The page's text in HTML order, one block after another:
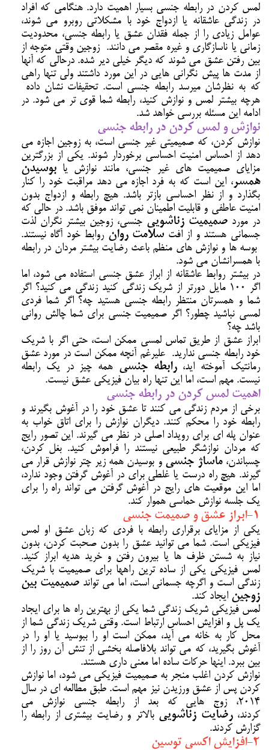
لمس کردن در رابطه جنسی بسیار اهمیت دارد. هنگامی که افراد
در زندگی عاشقانه یا ازدواج خود با مشکلاتی روبرو می شوند،
عوامل زیادی را از جمله فقدان عشق یا رابطه جنسی، محدودیت
زمانی یا ناسازگاری و غیره مقصر می دانند. زوجین وقتی متوجه از
بین رفتن عشق می شوند که دیگر خیلی دیر شده. درحالی که آنها
از مدت ها پیش نگرانی هایی در این مورد داشتند ولی تنها راهی
که به نظرشان میرسد رابطه جنسی است. تحقیفات نشان داده
هرچه بیشتر لمس و نوازش کنید، رابطه شما قوی تر می شود. در
ادامه این مسئله بررسی خواهد شد.
نوازش و لمس کردن در رابطه جنسی
نوازش کردن، که صمیمیتی غیر جنسی است، به زوجین اجازه می
دهد از احساس امنیت احساسی برخوردار شوند. یکی از بزرگترین
مزایای صمیمیت های غیر جنسی، مانند نوازش یا بوسیدن
همسر، این است که به فرد اجازه می دهد مراقبت خود را کنار
بگذارد و از نظر احساسی بازتر باشد. هیچ رابطه و ازدواج بدون
امنیت عاطفی و قابلیت اطمینان نمی تواند موفق باشد. در حالی که
در مورد صمیمیت زناشویی جنسی، زوجین بیشتر نگران لذت
جسمانی هستند و از افت سلامت روان روابط خود آگاه نیستند.
بوسه ها و نوازش های منظم باعث رضایت بیشتر مردان در رابطه
با همسرانشان می شود.
در بیشتر روابط عاشقانه از ابراز عشق جنسی استفاده می شود، اما
اگر 100 مایل دورتر از شریک زندگی کنید زندگی می کنید؟ اگر
شما و همسرتان منتظر رابطه جنسی هستید چه؟ اگر شما فردی
لمسی نباشید چطور؟ اگر صمیمیت جنسی برای شما چالش روانی
باشد چه؟
ابراز عشق از طریق تماس لمسی ممکن است، حتی اگر با شریک
خود رابطه جنسی ندارید. علیرغم آنچه ممکن است در مورد عشق
رمانتیک آموخته اید،رابطه جنسی همه چیز در یک رابطه
نیست. مهم است، اما این تنها راه بیان فیزیکی عشق نیست.
اهمیت لمس کردن در رابطه جنسی
برخی از مردم زندگی می کنند تا عشق خود را در آغوش بگیرند و
رابطه خود را محکم کنند. دیگران نوازش را برای اتاق خواب به
عنوان پله ای برای رویداد اصلی در نظر می گیرند. این تصور رایج
که مردان نوازشگر طبیعی نیستند را فراموش کنید. بغل کردن،
چسباندن،ماساژ جنسی و بوسیدن همه زیر چتر نوازش قرار می
گیرند. هیچ راه درست یا غلطی برای در آغوش گرفتن وجود ندارد،
اما این موقعیت های رایج در آغوش گرفتن می تواند راه را برای
یک جلسه نوازش حماسی هموار کند.
1-ابراز عشق و صمیمت جنسی
یکی از مزایای برقراری رابطه با فردی که زبان عشق او لمس
فیزیکی است. شما می توانید عشق را بدون صحبت کردن، بدون
نیاز به شستن ظرف ها یا بیرون رفتن و خرید هدیه ابراز کنید.
لمس فیزیکی یکی از ساده ترین راهها برای صمیمیت با شریک
زندگی است و اگرچه جسمانی است، اما می تواندصمیمیت بین
زوجین ایجاد کند.
لمس فیزیکی شریک زندگی شما یکی از بهترین راه ها برای ایجاد
یک پل و افزایش احساس ارتباط است. وقتی شریک زندگی شما از
محل کار به خانه می آید، ممکن است او را ببوسید یا او را در
آغوش بگیرید، که می تواند بلافاصله بخشی از تنش آن روز را از
بین ببرد. اینها حرکات ساده اما معنی داری هستند.
نوازش کردن اغلب منجر به صمیمیت فیزیکی می شود، اما نوازش
کردن پس از عشق ورزیدن نیز مهم است. طبق مطالعه ای در سال
2014، زوج هایی که بعد از رابطه جنسی نوازش می
کردند،رضایت زناشویی بالاتر و رضایت بیشتری از رابطه را
گزارش کردند.
2-افزایش اکسی توسین